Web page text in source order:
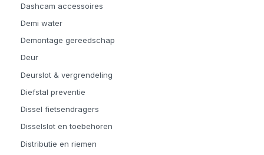
Dashcam accessoires
Demi water
Demontage gereedschap
Deur
Deurslot & vergrendeling
Diefstal preventie
Dissel fietsendragers
Disselslot en toebehoren
Distributie en riemen